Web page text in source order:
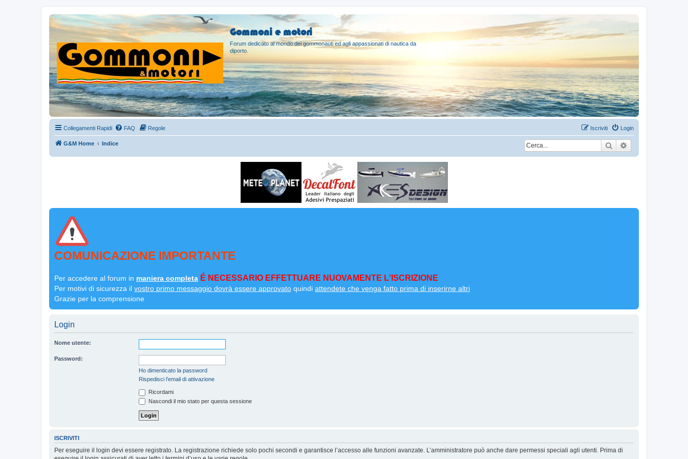
Gommoni e motori
Forum dedicato al mondo dei gommonauti ed agli appassionati di nautica da
diporto.
Collegamenti Rapidi FAQ Regole Login
Iscriviti
G&M Home Indice Cerca
COMUNICAZIONE IMPORTANTE
Per accedere al forum in maniera completa É NECESSARIO EFFETTUARE NUOVAMENTE L'ISCRIZIONE
Per motivi di sicurezza il vostro primo messaggio dovrà essere approvato quindi attendete che venga fatto prima di inserirne altri
Grazie per la comprensione
Login
Nome utente:
Password:
Ho dimenticato la password
Rispedisci l’email di attivazione
Ricordami
Nascondi il mio stato per questa sessione
ISCRIVITI
Per eseguire il login devi essere registrato. La registrazione richiede solo pochi secondi e garantisce l’accesso alle funzioni avanzate. L’amministratore può anche dare permessi speciali agli utenti. Prima di